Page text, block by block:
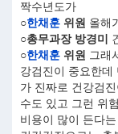
짝수년도가
○한채훈 위원 올해
○총무과장 방경미
○한채훈 위원 그래
강검진이 중요한데
가 진짜로 건강검
수도 있고 그런 위
비용이 많이 든다